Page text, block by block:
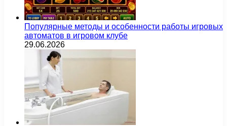
Популярные методы и особенности работы игровых
автоматов в игровом клубе
29.06.2026